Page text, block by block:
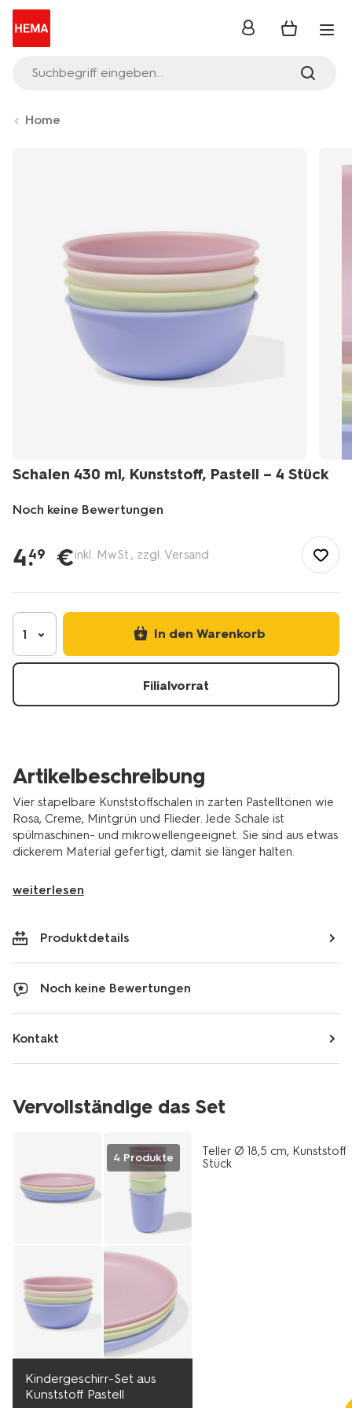
Suchbegriff eingeben...
Anmelden
Home
Schalen 430 ml, Kunststoff, Pastell – 4 Stück
Noch keine Bewertungen
de/kochen-
essen/esszimmer/geschirr/bambus-
geschirr/schalen-
430-
ml-
pastell-
4.
49 €inkl. MwSt., zzgl. Versand
1 In den Warenkorb
Filialvorrat
Artikelbeschreibung
Vier stapelbare Kunststoffschalen in zarten Pastelltönen wie
Rosa, Creme, Mintgrün und Flieder. Jede Schale ist
spülmaschinen- und mikrowellengeeignet. Sie sind aus etwas
dickerem Material gefertigt, damit sie länger halten.
weiterlesen
Produktdetails
Noch keine Bewertungen
Kontakt
Vervollständige das Set
4 Produkte
Kindergeschirr-Set aus
Kunststoff Pastell
Teller Ø 18,5 cm, Kunststoff
Stück